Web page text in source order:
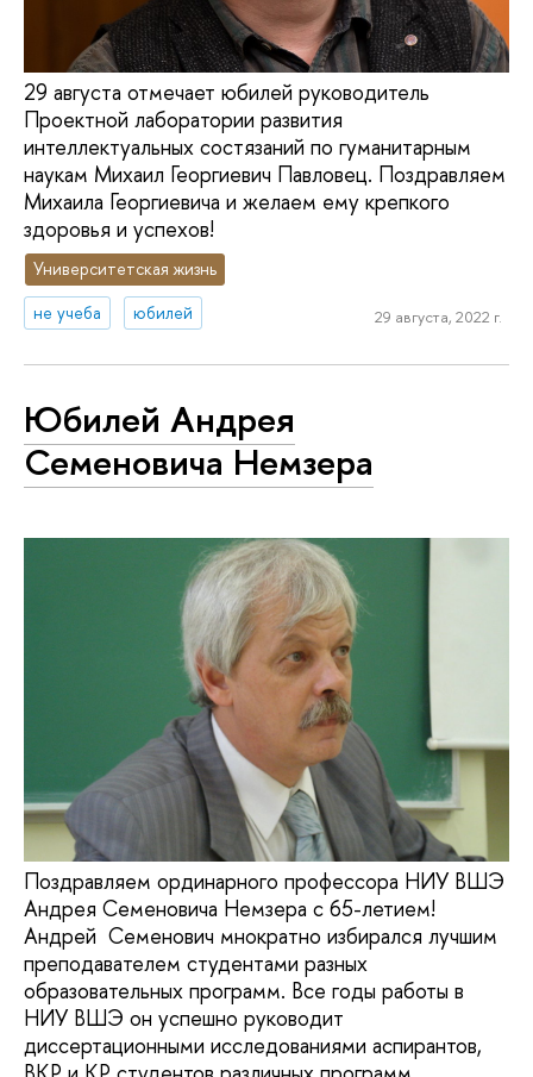
29 августа отмечает юбилей руководитель
Проектной лаборатории развития
интеллектуальных состязаний по гуманитарным
наукам Михаил Георгиевич Павловец. Поздравляем
Михаила Георгиевича и желаем ему крепкого
здоровья и успехов!
Университетская жизнь
не учеба
юбилей 29 августа, 2022 г.
Юбилей Андрея
Семеновича Немзера
Поздравляем ординарного профессора НИУ ВШЭ
Андрея Семеновича Немзера с 65-летием!
Андрей Семенович мнократно избирался лучшим
преподавателем студентами разных
образовательных программ. Все годы работы в
НИУ ВШЭ он успешно руководит
диссертационными исследованиями аспирантов,